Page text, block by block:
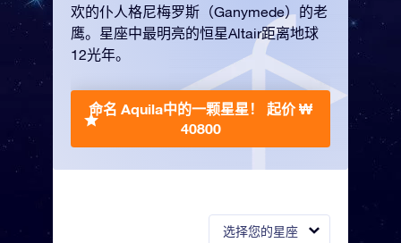
选择您的星座
欢的仆人格尼梅罗斯（Ganymede）的老
鹰。星座中最明亮的恒星Altair距离地球
12光年。
命名 Aquila中的一颗星星！ 起价 ₩
40800